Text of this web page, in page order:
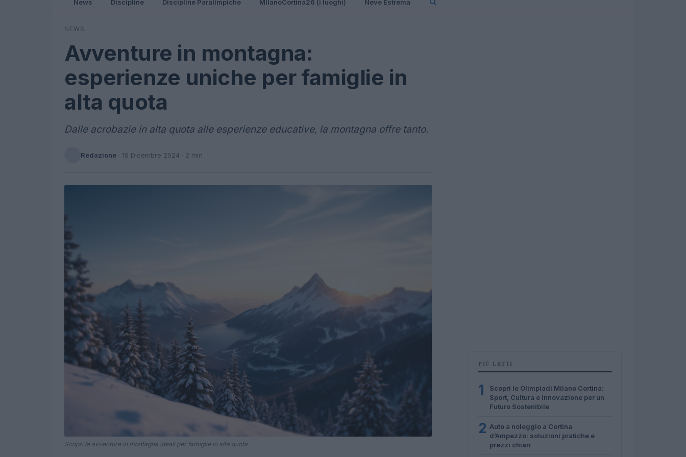
News Discipline Discipline Paralimpiche MIlanoCortina26 (i luoghi) Neve Estrema
NEWS
Avventure in montagna:
esperienze uniche per famiglie in
alta quota
Dalle acrobazie in alta quota alle esperienze educative, la montagna offre tanto.
Redazione · 16 Dicembre 2024 · 2 min
Scopri le avventure in montagna ideali per famiglie in alta quota.
PIÙ LETTI
1
Scopri le Olimpiadi Milano Cortina:
Sport, Cultura e Innovazione per un
Futuro Sostenibile
2 Auto a noleggio a Cortina
d’Ampezzo: soluzioni pratiche e
prezzi chiari